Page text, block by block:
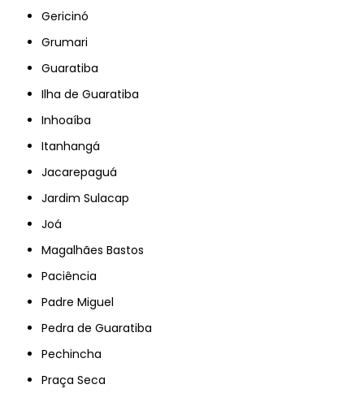
Gericinó
Grumari
Guaratiba
Ilha de Guaratiba
Inhoaíba
Itanhangá
Jacarepaguá
Jardim Sulacap
Joá
Magalhães Bastos
Paciência
Padre Miguel
Pedra de Guaratiba
Pechincha
Praça Seca